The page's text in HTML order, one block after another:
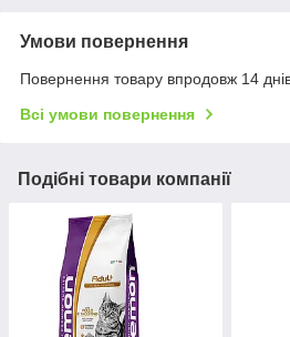
Умови повернення
Повернення товару впродовж 14
Всі умови повернення
Подібні товари компанії